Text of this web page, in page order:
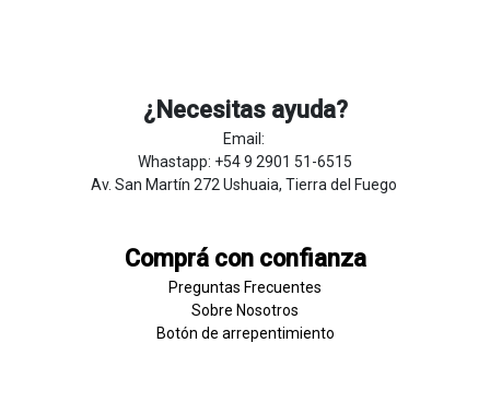
¿Necesitas ayuda?
Email:
Whastapp: +54 9 2901 51-6515
Av. San Martín 272 Ushuaia, Tierra del Fuego
Comprá con confianza
Preguntas Frecuentes
Sobre Nosotros
Botón de ​arrepentim​​​iento